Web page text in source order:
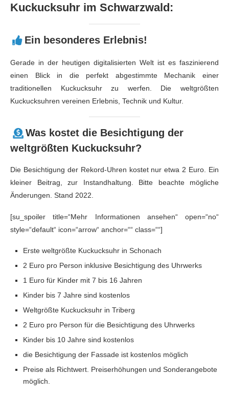
Kuckucksuhr im Schwarzwald:
Ein besonderes Erlebnis!
Gerade in der heutigen digitalisierten Welt ist es faszinierend
einen Blick in die perfekt abgestimmte Mechanik einer
traditionellen Kuckucksuhr zu werfen. Die weltgrößten
Kuckucksuhren vereinen Erlebnis, Technik und Kultur.
Was kostet die Besichtigung der
weltgrößten Kuckucksuhr?
Die Besichtigung der Rekord-Uhren kostet nur etwa 2 Euro. Ein
kleiner Beitrag, zur Instandhaltung. Bitte beachte mögliche
Änderungen. Stand 2022.
[su_spoiler title=“Mehr Informationen ansehen“ open=“no“
style=“default“ icon=“arrow“ anchor=““ class=““]
Erste weltgrößte Kuckucksuhr in Schonach
2 Euro pro Person inklusive Besichtigung des Uhrwerks
1 Euro für Kinder mit 7 bis 16 Jahren
Kinder bis 7 Jahre sind kostenlos
Weltgrößte Kuckucksuhr in Triberg
2 Euro pro Person für die Besichtigung des Uhrwerks
Kinder bis 10 Jahre sind kostenlos
die Besichtigung der Fassade ist kostenlos möglich
Preise als Richtwert. Preiserhöhungen und Sonderangebote
möglich.